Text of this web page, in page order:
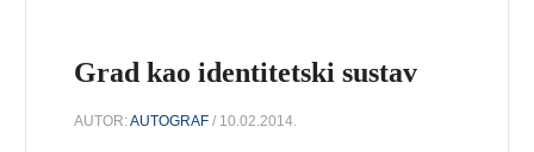
Grad kao identitetski sustav
AUTOR:AUTOGRAF / 10.02.2014.